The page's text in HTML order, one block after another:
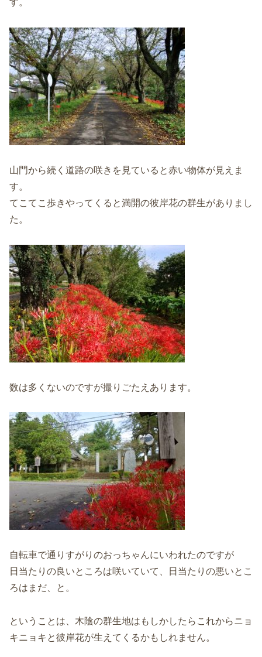
す。
山門から続く道路の咲きを見ていると赤い物体が見えま
す。
てこてこ歩きやってくると満開の彼岸花の群生がありまし
た。
数は多くないのですが撮りごたえあります。
自転車で通りすがりのおっちゃんにいわれたのですが
日当たりの良いところは咲いていて、日当たりの悪いとこ
ろはまだ、と。
ということは、木陰の群生地はもしかしたらこれからニョ
キニョキと彼岸花が生えてくるかもしれません。